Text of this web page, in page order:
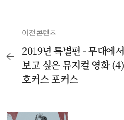
이전 콘텐츠
2019년 특별편 - 무대에서
보고 싶은 뮤지컬 영화 (4)
호커스 포커스